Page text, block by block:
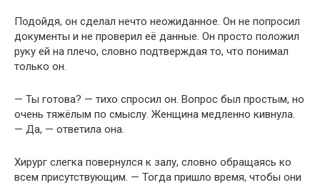
Подойдя, он сделал нечто неожиданное. Он не попросил
документы и не проверил её данные. Он просто положил
руку ей на плечо, словно подтверждая то, что понимал
только он.
— Ты готова? — тихо спросил он. Вопрос был простым, но
очень тяжёлым по смыслу. Женщина медленно кивнула.
— Да, — ответила она.
Хирург слегка повернулся к залу, словно обращаясь ко
всем присутствующим. — Тогда пришло время, чтобы они